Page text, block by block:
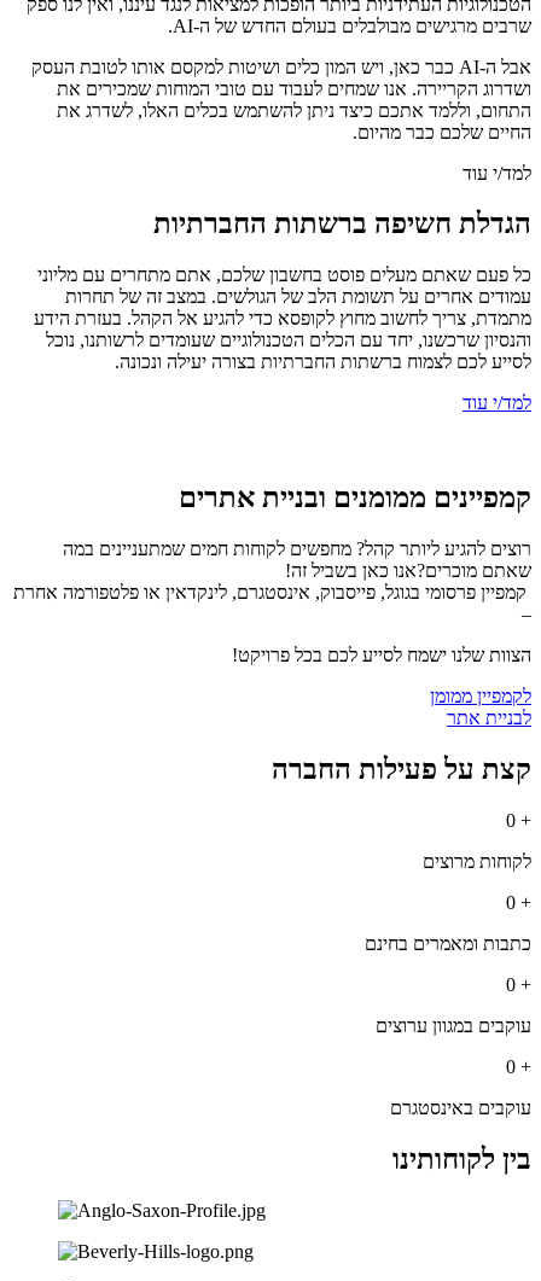
שרבים מרגישים מבולבלים בעולם החדש של ה-AI.
אבל ה-AI כבר כאן, ויש המון כלים ושיטות למקסם אותו לטובת העסק
ושדרוג הקריירה. אנו שמחים לעבוד עם טובי המוחות שמכירים את
התחום, וללמד אתכם כיצד ניתן להשתמש בכלים האלו, לשדרג את
החיים שלכם כבר מהיום.
למד/י עוד
הגדלת חשיפה ברשתות החברתיות
כל פעם שאתם מעלים פוסט בחשבון שלכם, אתם מתחרים עם מליוני
עמודים אחרים על תשומת הלב של הגולשים. במצב זה של תחרות
מתמדת, צריך לחשוב מחוץ לקופסא כדי להגיע אל הקהל. בעזרת הידע
והנסיון שרכשנו, יחד עם הכלים הטכנולוגיים שעומדים לרשותנו, נוכל
לסייע לכם לצמוח ברשתות החברתיות בצורה יעילה ונכונה.
למד/י עוד
קמפיינים ממומנים ובניית אתרים
רוצים להגיע ליותר קהל? מחפשים לקוחות חמים שמתעניינים במה
שאתם מוכרים?אנו כאן בשביל זה!
קמפיין פרסומי בגוגל, פייסבוק, אינסטגרם, לינקדאין או פלטפורמה אחרת
–
הצוות שלנו ישמח לסייע לכם בכל פרויקט!
לקמפיין ממומן
לבניית אתר
קצת על פעילות החברה
+
0
לקוחות מרוצים
+
0
כתבות ומאמרים בחינם
+
0
עוקבים במגוון ערוצים
+
0
עוקבים באינסטגרם
בין לקוחותינו